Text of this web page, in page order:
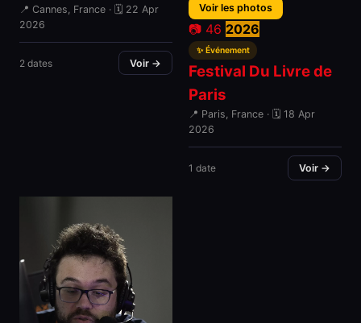
📍 Cannes, France · 🗓 22 Apr
2026
2 dates Voir →
Voir les photos
📷 46 2026
✨ Événement
Festival Du Livre de
Paris
📍 Paris, France · 🗓 18 Apr
2026
1 date Voir →